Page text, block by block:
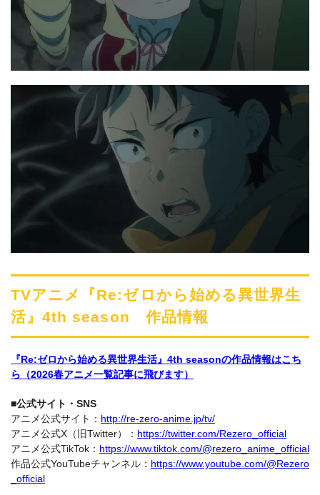
TVアニメ『Re:ゼロから始める異世界生
活』4th season 作品情報
『Re:ゼロから始める異世界生活』4th seasonの作品情報はこち
ら（2026春アニメ一覧記事に飛びます）
■公式サイト・SNS
アニメ公式サイト： http://re-zero-anime.jp/tv/
アニメ公式X（旧Twitter）： https://twitter.com/Rezero_official
アニメ公式TikTok： https://www.tiktok.com/@rezero_anime_official
作品公式YouTubeチャンネル： https://www.youtube.com/@Rezero
_official